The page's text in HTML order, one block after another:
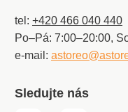
tel: +420 466 040 440
Po–Pá: 7:00–20:00,
e-mail:
Sledujte nás